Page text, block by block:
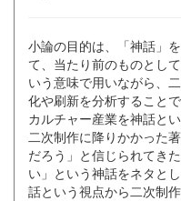
⼩論の⽬的は、「神話」
て、当たり前のものとし
いう意味で⽤いながら、
化や刷新を分析すること
カルチャー産業を神話と
⼆次制作に降りかかった
だろう」と信じられてき
い」という神話をネタと
話という視点から⼆次制